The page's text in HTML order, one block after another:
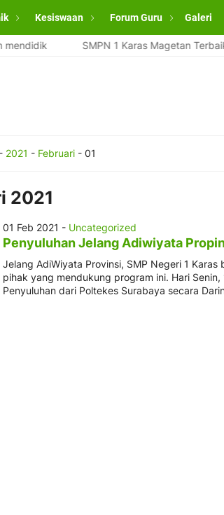
Kesiswaan Forum Guru Galeri
SMPN 1 Karas Magetan Terbaik
- 2021 - Februari- 01
2021
01 Feb 2021 - Uncategorized
Penyuluhan Jelang Adiwiyata
Jelang AdiWiyata Provinsi, SMP Negeri 1
pihak yang mendukung program ini. Hari
Penyuluhan dari Poltekes Surabaya secara